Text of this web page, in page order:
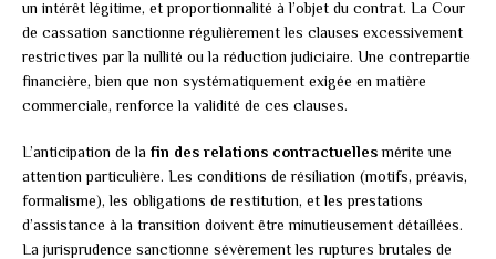
un intérêt légitime, et proportionnalité à l’objet du contrat. La Cour
de cassation sanctionne régulièrement les clauses excessivement
restrictives par la nullité ou la réduction judiciaire. Une contrepartie
financière, bien que non systématiquement exigée en matière
commerciale, renforce la validité de ces clauses.
L’anticipation de la fin des relations contractuellesmérite une
attention particulière. Les conditions de résiliation (motifs, préavis,
formalisme), les obligations de restitution, et les prestations
d’assistance à la transition doivent être minutieusement détaillées.
La jurisprudence sanctionne sévèrement les ruptures brutales de